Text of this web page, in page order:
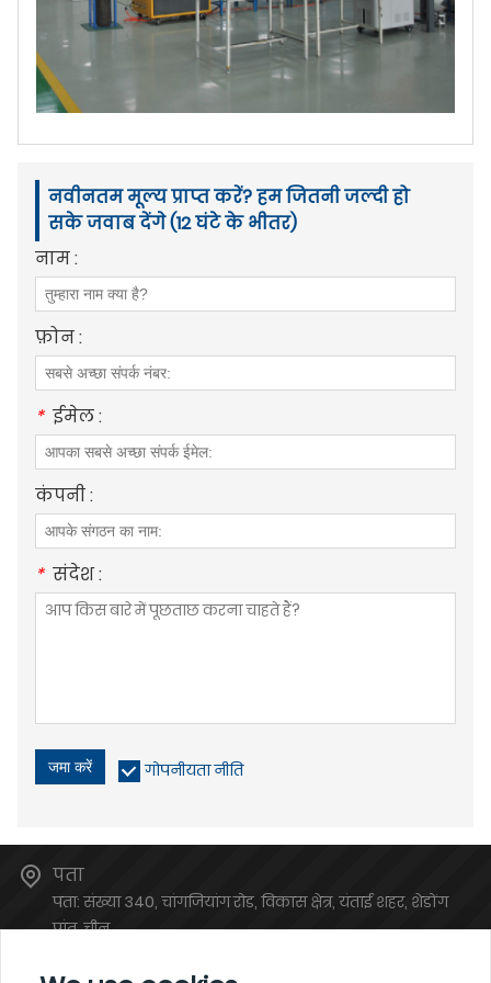
नवीनतम मूल्य प्राप्त करें? हम जितनी जल्दी हो
सके जवाब देंगे (12 घंटे के भीतर)
नाम :
फ़ोन :
* ईमेल :
कंपनी :
* संदेश :
जमा करें गोपनीयता नीति
पता
पता: संख्या 340, चांगजियांग रोड, विकास क्षेत्र, यंताई शहर, शेडोंग
प्रांत, चीन